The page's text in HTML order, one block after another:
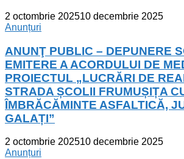
2 octombrie 202510 decembrie 2025
Anunțuri
ANUNŢ PUBLIC – DEPUNERE
EMITERE A ACORDULUI DE
PROIECTUL „LUCRĂRI DE
STRADA ȘCOLII FRUMUȘIȚA
ÎMBRĂCĂMINTE ASFALTICĂ,
GALAȚI”
2 octombrie 202510 decembrie 2025
Anunțuri